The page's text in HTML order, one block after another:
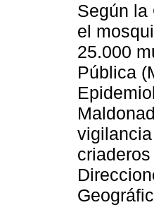
Según la
el
25.000
Pública